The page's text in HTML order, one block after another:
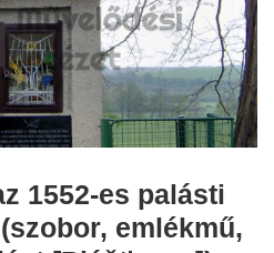
1552-es palásti
emlékmű,